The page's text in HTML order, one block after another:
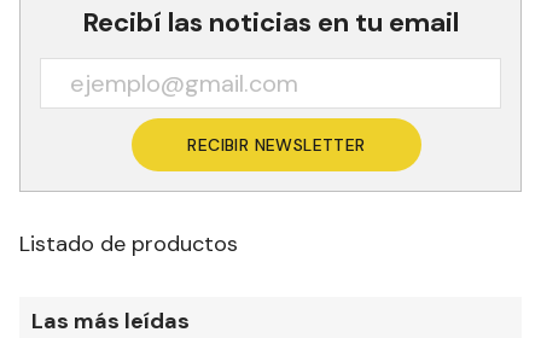
Recibí las noticias en tu email
RECIBIR NEWSLETTER
Listado de productos
Las más leídas